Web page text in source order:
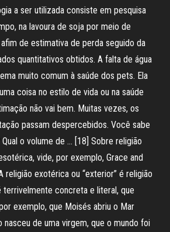
a ser utilizada consiste em pesquisa
na lavoura de soja por meio de
de estimativa de perda seguido da
quantitativos obtidos. A falta de água
muito comum à saúde dos pets. Ela
coisa no estilo de vida ou na saúde
não vai bem. Muitas vezes, os
passam despercebidos. Você sabe
o volume de … [18] Sobre religião
vide, por exemplo, Grace and
religião exotérica ou “exterior” é religião
terrivelmente concreta e literal, que
exemplo, que Moisés abriu o Mar
nasceu de uma virgem, que o mundo foi